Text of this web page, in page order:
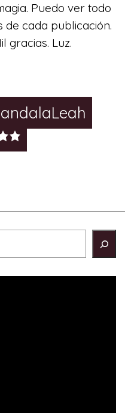
Puedo ver todo
cada publicación.
gracias. Luz.